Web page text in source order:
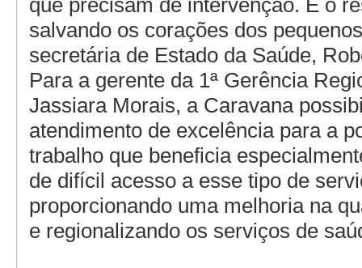
que precisam de intervenção. É o
salvando os corações dos
secretária de Estado da Saúde,
Para a gerente da 1ª Gerência
Jassiara Morais, a Caravana
atendimento de excelência para a
trabalho que beneficia
de difícil acesso a esse tipo de
proporcionando uma melhoria na
e regionalizando os serviços de